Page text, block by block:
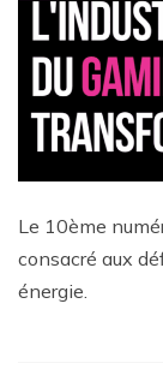
Le 10ème
consacré aux
énergie.